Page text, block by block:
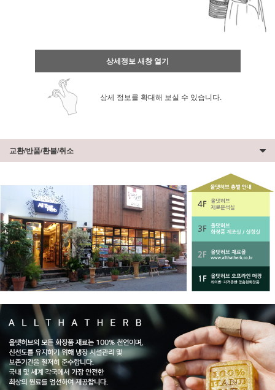
상세정보 새창 열기
상세 정보를 확대해 보실 수 있습니다.
교환/반품/환불/취소